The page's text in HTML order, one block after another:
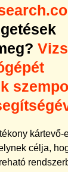
kártevő-
célja,